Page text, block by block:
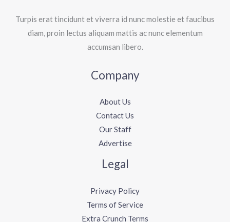
Turpis erat tincidunt et viverra id nunc molestie et faucibus
diam, proin lectus aliquam mattis ac nunc elementum
accumsan libero.
Company
About Us
Contact Us
Our Staff
Advertise
Legal
Privacy Policy
Terms of Service
Extra Crunch Terms